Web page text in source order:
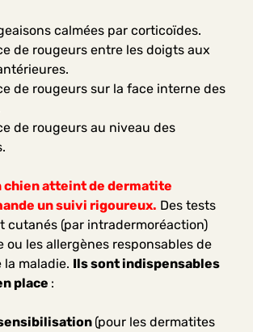
calmées par corticoïdes.
de rougeurs entre les doigts aux
de rougeurs sur la face interne des
de rougeurs au niveau des
chien atteint de dermatite
un suivi rigoureux. Des tests
cutanés (par intradermoréaction)
ou les allergènes responsables de
la maladie. Ils sont indispensables
place :
(pour les dermatites